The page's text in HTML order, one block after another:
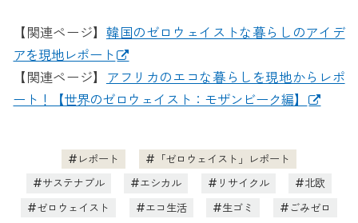
【関連ページ】 韓国のゼロウェイストな暮らしのアイデ
アを現地レポート
【関連ページ】 アフリカのエコな暮らしを現地からレポ
ート！【世界のゼロウェイスト：モザンビーク編】
レポート
「ゼロウェイスト」レポート
サステナブル
エシカル リサイクル
北欧
ゼロウェイスト
エコ生活 生ゴミ
ごみゼロ